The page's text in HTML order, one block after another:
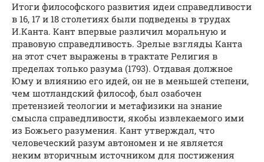
Итоги философского развития идеи справедливости
в 16, 17 и 18 столетиях были подведены в трудах
И.Канта. Кант впервые различил моральную и
правовую справедливость. Зрелые взгляды Канта
на этот счет выражены в трактате Религия в
пределах только разума (1793). Отдавая должное
Юму и влиянию его идей, он не в меньшей степени,
чем шотландский философ, был озабочен
претензией теологии и метафизики на знание
смысла справедливости, якобы извлекаемого ими
из Божьего разумения. Кант утверждал, что
человеческий разум автономен и не является
неким вторичным источником для постижения